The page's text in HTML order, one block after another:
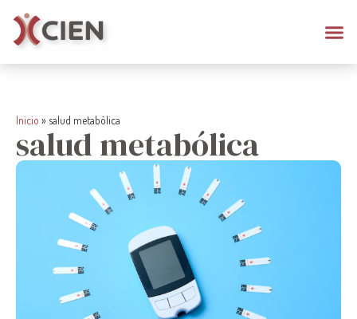
Inicio » salud metabólica
salud metabólica